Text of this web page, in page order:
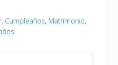
, Cumpleaños, Matrimonio,